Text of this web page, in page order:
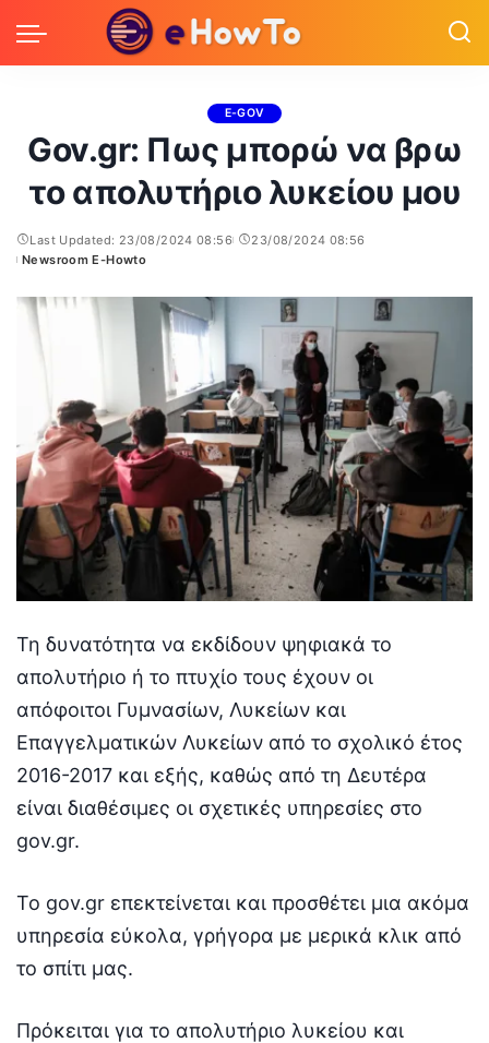
E-GOV
Gov.gr: Πως μπορώ να βρω
το απολυτήριο λυκείου μου
Last Updated: 23/08/2024 08:56
23/08/2024 08:56
Posted
Newsroom E-Howto
Τη δυνατότητα να εκδίδουν ψηφιακά το
απολυτήριο ή το πτυχίο τους έχουν οι
απόφοιτοι Γυμνασίων, Λυκείων και
Επαγγελματικών Λυκείων από το σχολικό έτος
2016-2017 και εξής, καθώς από τη Δευτέρα
είναι διαθέσιμες οι σχετικές υπηρεσίες στο
gov.gr.
Το gov.gr επεκτείνεται και προσθέτει μια ακόμα
υπηρεσία εύκολα, γρήγορα με μερικά κλικ από
το σπίτι μας.
Πρόκειται για το απολυτήριο λυκείου και